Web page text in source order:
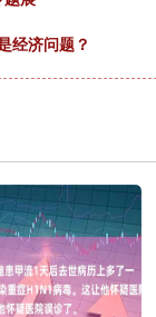
经济问题？